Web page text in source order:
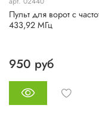
Пульт для ворот с
433,92 МГц
950 руб